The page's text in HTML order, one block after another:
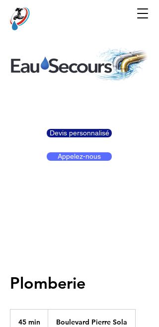
Devis personnalisé
Appelez-nous
Plomberie
45 min Boulevard Pierre Sola